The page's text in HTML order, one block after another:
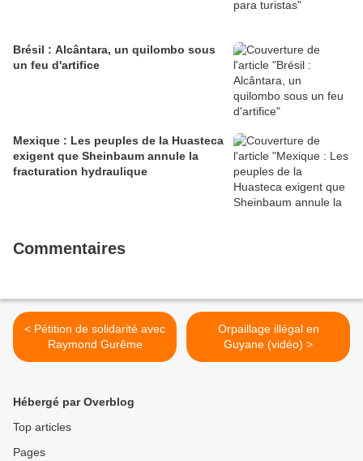
Brésil : Alcântara, un quilombo sous
un feu d'artifice
Mexique : Les peuples de la Huasteca
exigent que Sheinbaum annule la
fracturation hydraulique
Commentaires
< Pétition de solidarité avec
Raymond Gurême
Orpaillage illégal en
Guyane (vidéo) >
Hébergé par Overblog
Top articles
Pages